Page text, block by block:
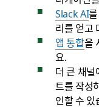
Slack AI
리를 얻고
앱 통합을
요.
더 큰 채
트를 작성
인할 수 있